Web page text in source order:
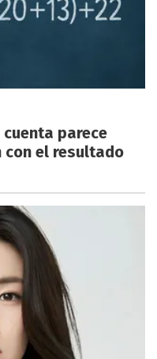
parece
el resultado